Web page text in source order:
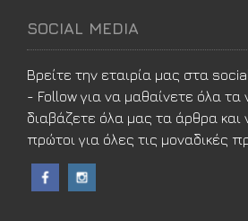
SOCIAL MEDIA
Βρείτε την εταιρία μας στα
- Follow για να μαθαίνετε όλα τα
διαβάζετε όλα μας τα άρθρα και
πρώτοι για όλες τις μοναδικές